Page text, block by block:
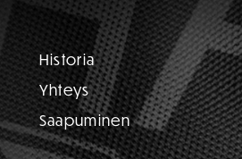
Historia
Yhteys
Saapuminen